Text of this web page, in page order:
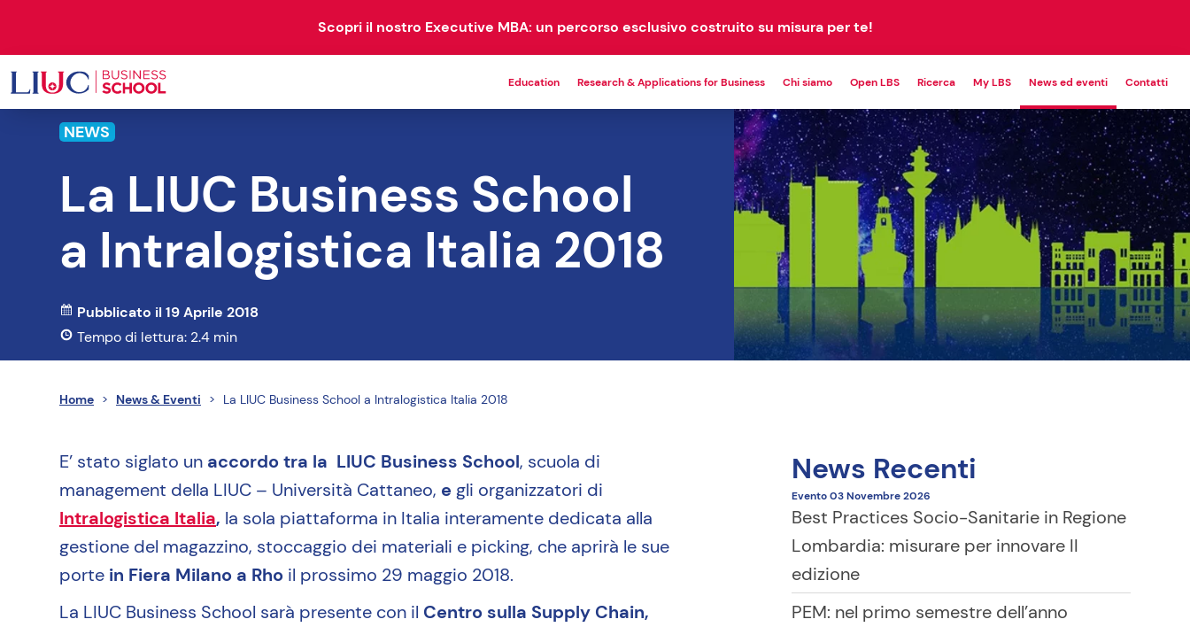
Scopri il nostro Executive MBA: un percorso esclusivo costruito su misura per te!
Education
OPEN
PROGRAM
72 corsi disponibili
MASTER
PROGRAMS
21 corsi disponibili
CUSTOM
PROGRAM
OPEN
ACADEMY
2 corsi disponibili
Research & Applications for Business
RESEARCH
& STUDIES
EMPOWERING
COMPETITIVENESS
BUSINESS
OBSERVATORIES
Chi siamo Open LBS Ricerca My LBS News ed eventi Contatti
NEWS
La LIUC Business School
a Intralogistica Italia 2018
Pubblicato il 19 Aprile 2018
Tempo di lettura: 2.4 min
Home > News & Eventi > La LIUC Business School a Intralogistica Italia 2018
E’ stato siglato un accordo tra la LIUC Business School, scuola di
management della LIUC – Università Cattaneo, e gli organizzatori di
Intralogistica Italia, la sola piattaforma in Italia interamente dedicata alla
gestione del magazzino, stoccaggio dei materiali e picking, che aprirà le sue
porte in Fiera Milano a Rho il prossimo 29 maggio 2018.
La LIUC Business School sarà presente con il Centro sulla Supply Chain,
News Recenti
Evento 03 Novembre 2026
Best Practices Socio-Sanitarie in Regione
Lombardia: misurare per innovare II
edizione
PEM: nel primo semestre dell’anno